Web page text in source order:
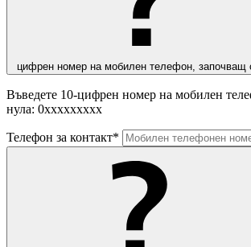
цифрен номер на мобилен телефон, започващ
Въведете 10-цифрен номер на мобилен
нула: 0ххххххххх
Телефон за контакт*